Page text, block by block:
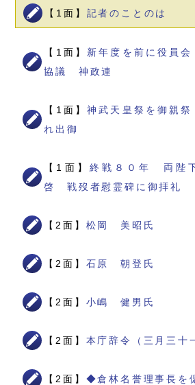
【1面】 記者のことのは
【1面】 新年度を前に役員
協議 神政連
【1面】神武天皇祭を御親
れ出御
【1面】 終戦８０年 両陛
啓 戦歿者慰霊碑に御拝礼
【2面】 松岡 美昭氏
【2面】 石原 朝登氏
【2面】 小嶋 健男氏
【2面】 本庁辞令（三月三十
【2面】 ◆倉林名誉理事長を